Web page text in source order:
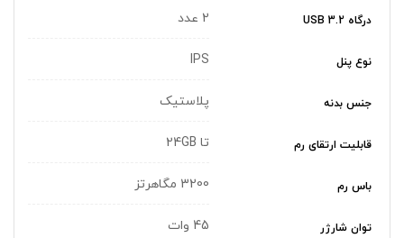
درگاه USB 3.2 2 عدد
نوع پنل IPS
جنس بدنه پلاستیک
قابلیت ارتقای رم تا 24GB
باس رم 3200 مگاهرتز
توان شارژر 45 وات